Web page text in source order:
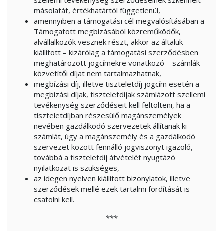
másolatát, értékhatártól függetlenül,
amennyiben a támogatási cél megvalósításában a
Támogatott megbízásából közreműködők,
alvállalkozók vesznek részt, akkor az általuk
kiállított – kizárólag a támogatási szerződésben
meghatározott jogcímekre vonatkozó – számlák
közvetítői díjat nem tartalmazhatnak,
megbízási díj, illetve tiszteletdíj jogcím esetén a
megbízási díjak, tiszteletdíjak számlázott szellemi
tevékenység szerződéseit kell feltölteni, ha a
tiszteletdíjban részesülő magánszemélyek
nevében gazdálkodó szervezetek állítanak ki
számlát, úgy a magánszemély és a gazdálkodó
szervezet között fennálló jogviszonyt igazoló,
továbbá a tiszteletdíj átvételét nyugtázó
nyilatkozat is szükséges,
az idegen nyelven kiállított bizonylatok, illetve
szerződések mellé ezek tartalmi fordítását is
csatolni kell.
***